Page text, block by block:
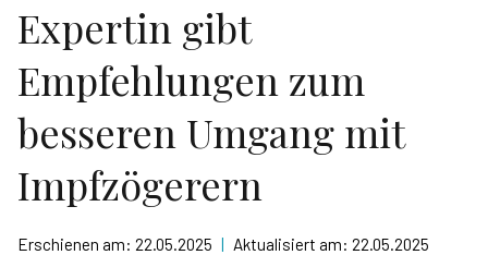
Expertin gibt
Empfehlungen zum
besseren Umgang mit
Impfzögerern
Erschienen am: 22.05.2025 | Aktualisiert am: 22.05.2025